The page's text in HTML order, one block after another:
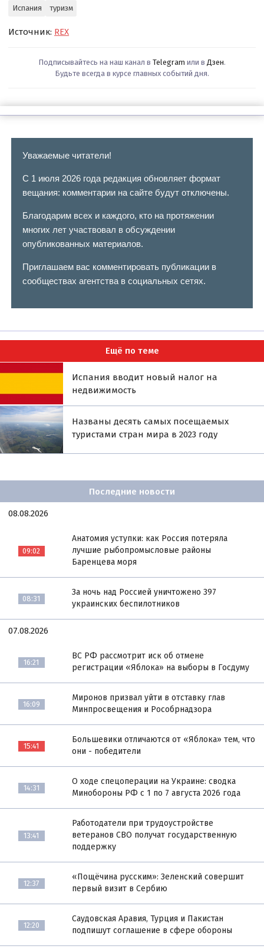
Испания туризм
Источник: REX
Подписывайтесь на наш канал в Telegram или в Дзен.
Будьте всегда в курсе главных событий дня.
Уважаемые читатели!
С 1 июля 2026 года редакция обновляет формат
вещания: комментарии на сайте будут отключены.
Благодарим всех и каждого, кто на протяжении
многих лет участвовал в обсуждении
опубликованных материалов.
Приглашаем вас комментировать публикации в
сообществах агентства в социальных сетях.
Ещё по теме
Испания вводит новый налог на
недвижимость
Названы десять самых посещаемых
туристами стран мира в 2023 году
Последние новости
08.08.2026
09:02
Анатомия уступки: как Россия потеряла
лучшие рыбопромысловые районы
Баренцева моря
08:31
За ночь над Россией уничтожено 397
украинских беспилотников
07.08.2026
16:21
ВС РФ рассмотрит иск об отмене
регистрации «Яблока» на выборы в Госдуму
16:09
Миронов призвал уйти в отставку глав
Минпросвещения и Рособрнадзора
15:41
Большевики отличаются от «Яблока» тем, что
они - победители
14:31
О ходе спецоперации на Украине: сводка
Минобороны РФ с 1 по 7 августа 2026 года
13:41
Работодатели при трудоустройстве
ветеранов СВО получат государственную
поддержку
12:37
«Пощёчина русским»: Зеленский совершит
первый визит в Сербию
12:20
Саудовская Аравия, Турция и Пакистан
подпишут соглашение в сфере обороны